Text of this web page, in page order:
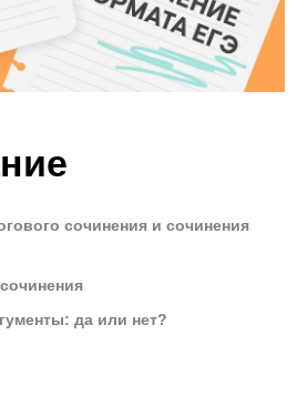
сочинения и сочинения
да или нет?